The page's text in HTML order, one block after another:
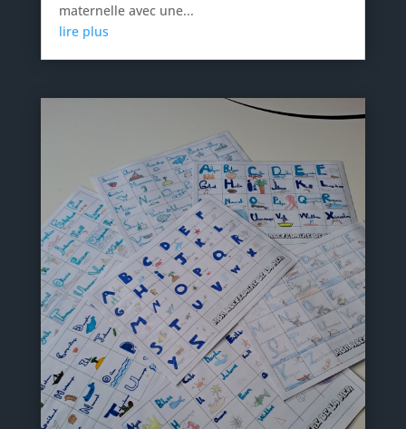
maternelle avec une...
lire plus